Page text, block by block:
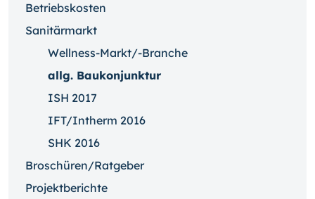
Betriebskosten
Sanitärmarkt
Wellness-Markt/-Branche
allg. Baukonjunktur
ISH 2017
IFT/Intherm 2016
SHK 2016
Broschüren/Ratgeber
Projektberichte